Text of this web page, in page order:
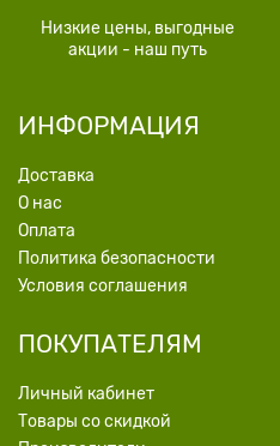
Низкие цены, выгодные
акции - наш путь
ИНФОРМАЦИЯ
Доставка
О нас
Оплата
Политика безопасности
Условия соглашения
ПОКУПАТЕЛЯМ
Личный кабинет
Товары со скидкой